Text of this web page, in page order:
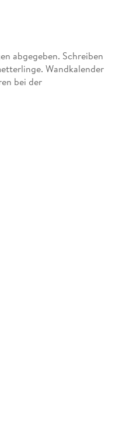
abgegeben. Schreiben
Wandkalender
bei der